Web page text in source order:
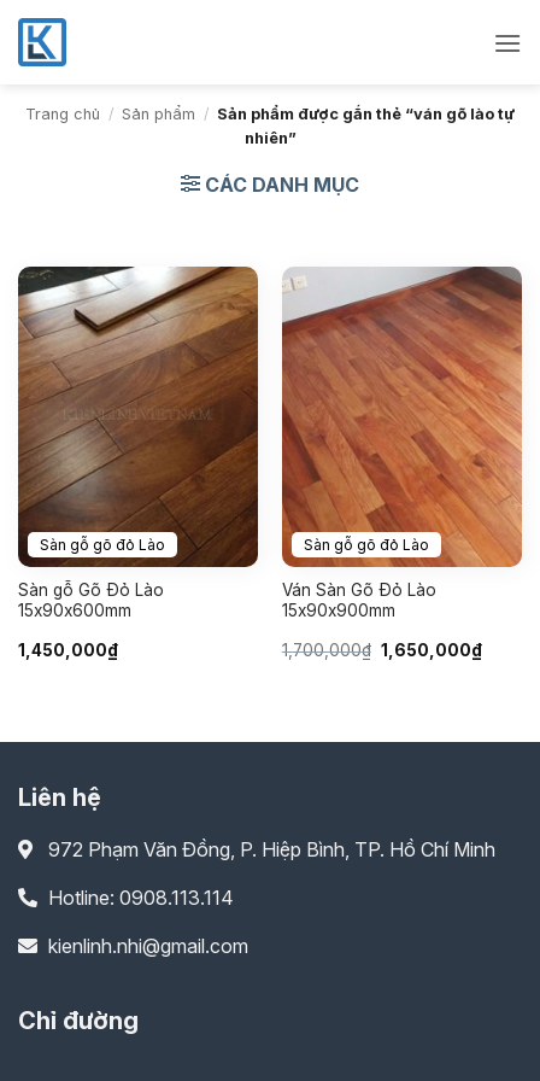
Bỏ
qua
nội
dungTrang chủ / Sản phẩm / Sản phẩm được gắn thẻ “ván gõ lào tự
nhiên”
CÁC DANH MỤC
Sàn gỗ gõ đỏ Lào
Sàn gỗ Gõ Đỏ Lào
15x90x600mm
1,450,000₫
Sàn gỗ gõ đỏ Lào
Ván Sàn Gõ Đỏ Lào
15x90x900mm
1,700,000₫ Giá
gốc
1,650,000₫Giá
hiện
Liên hệ
972 Phạm Văn Đồng, P. Hiệp Bình, TP. Hồ Chí Minh
Hotline: 0908.113.114
kienlinh.nhi@gmail.com
Chỉ đường